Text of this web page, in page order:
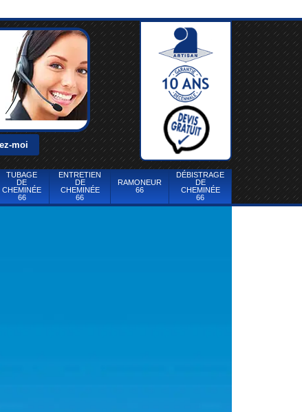
TUBAGE
DE
CHEMINÉE
66
ENTRETIEN
DE
CHEMINÉE
66
RAMONEUR
66
DÉBISTRAGE
DE
CHEMINÉE
66